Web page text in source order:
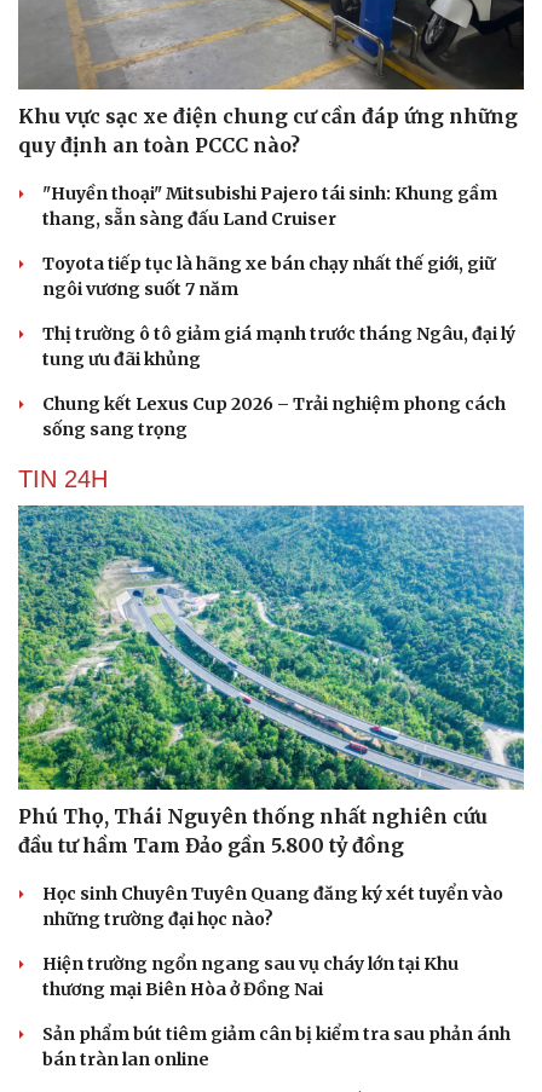
Khu vực sạc xe điện chung cư cần đáp ứng những
quy định an toàn PCCC nào?
"Huyền thoại" Mitsubishi Pajero tái sinh: Khung gầm
thang, sẵn sàng đấu Land Cruiser
Toyota tiếp tục là hãng xe bán chạy nhất thế giới, giữ
ngôi vương suốt 7 năm
Thị trường ô tô giảm giá mạnh trước tháng Ngâu, đại lý
tung ưu đãi khủng
Chung kết Lexus Cup 2026 – Trải nghiệm phong cách
sống sang trọng
TIN 24H
Phú Thọ, Thái Nguyên thống nhất nghiên cứu
đầu tư hầm Tam Đảo gần 5.800 tỷ đồng
Học sinh Chuyên Tuyên Quang đăng ký xét tuyển vào
những trường đại học nào?
Hiện trường ngổn ngang sau vụ cháy lớn tại Khu
thương mại Biên Hòa ở Đồng Nai
Sản phẩm bút tiêm giảm cân bị kiểm tra sau phản ánh
bán tràn lan online